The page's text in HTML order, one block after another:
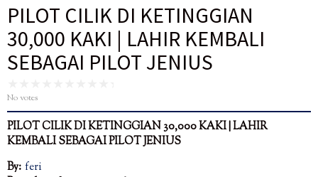
PILOT CILIK DI KETINGGIAN
30,000 KAKI | LAHIR KEMBALI
SEBAGAI PILOT JENIUS
No votes
PILOT CILIK DI KETINGGIAN 30,000 KAKI | LAHIR
KEMBALI SEBAGAI PILOT JENIUS
By: feri